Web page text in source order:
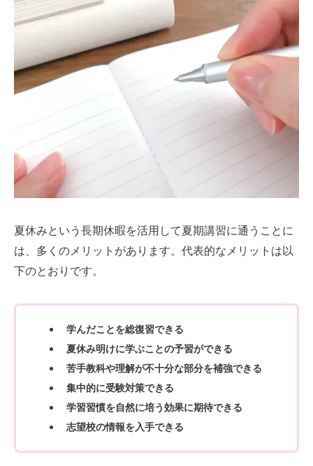
夏休みという長期休暇を活用して夏期講習に通うことに
は、多くのメリットがあります。代表的なメリットは以
下のとおりです。
学んだことを総復習できる
夏休み明けに学ぶことの予習ができる
苦手教科や理解が不十分な部分を補強できる
集中的に受験対策できる
学習習慣を自然に培う効果に期待できる
志望校の情報を入手できる